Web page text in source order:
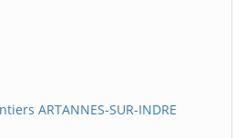
ARTANNES-SUR-INDRE